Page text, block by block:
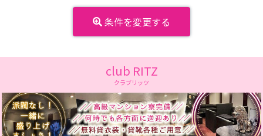
条件を変更する
club RITZ
クラブリッツ